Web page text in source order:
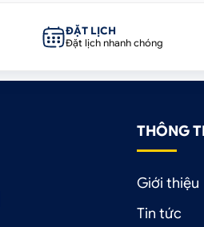
ĐẶT LỊCH
Đặt lịch nhanh chóng
THÔNG
Giới thiệu
Tin tức